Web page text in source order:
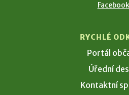
Facebook
RYCHLÉ
Portál
Úřední
Kontaktní